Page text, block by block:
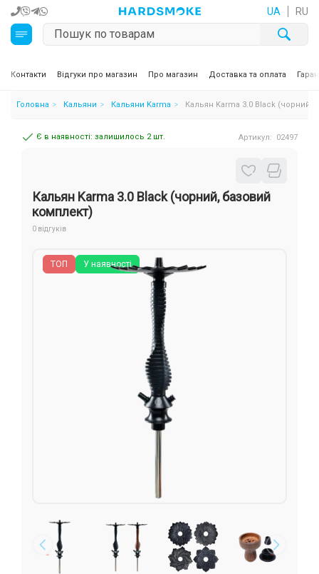
UA RU
Кальяни
Тютюн для кальяну та кальянні суміші
Вугілля для кальяну
Аксесуари для кальяну
Комплектуючі для POD
Рідини для електронних сигарет
Контакти Відгуки про магазин Про магазин Доставка та оплата
Головна Кальяни Кальяни Karma Кальян Karma 3.0 Black (чорний,
Є в наявності: залишилось 2 шт. Артикул: 02497
Кальян Karma 3.0 Black (чорний, базовий
комплект)
0 відгуків
У наявності
ТОП